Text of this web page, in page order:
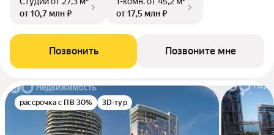
от 10,7 млн ₽
от 17,5 млн ₽
Позвонить Позвоните мне
рассрочка с ПВ 30% 3D-тур